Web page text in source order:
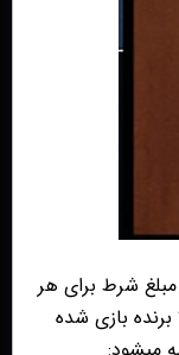
شرط برای هر
برنده بازی شده